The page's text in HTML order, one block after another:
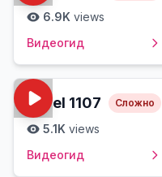
6.9K views
Видеогид
Level 1107 Сложно
5.1K views
Видеогид